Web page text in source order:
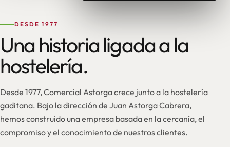
DESDE 1977
Una historia ligada a la
hostelería.
Desde 1977, Comercial Astorga crece junto a la hostelería
gaditana. Bajo la dirección de Juan Astorga Cabrera,
hemos construido una empresa basada en la cercanía, el
compromiso y el conocimiento de nuestros clientes.